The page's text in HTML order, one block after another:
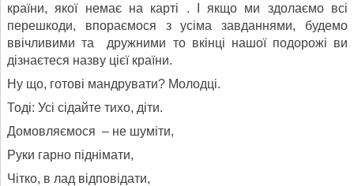
країни, якої немає на карті . І якщо ми здолаємо всі
перешкоди, впораємося з усіма завданнями, будемо
ввічливими та дружними то вкінці нашої подорожі ви
дізнаєтеся назву цієї країни.
Ну що, готові мандрувати? Молодці.
Тоді: Усі сідайте тихо, діти.
Домовляємося – не шуміти,
Руки гарно піднімати,
Чітко, в лад відповідати,